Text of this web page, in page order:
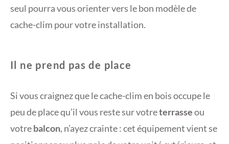
seul pourra vous orienter vers le bon modèle de
cache-clim pour votre installation.
Il ne prend pas de place
Si vous craignez que le cache-clim en bois occupe le
peu de place qu’il vous reste sur votreterrasseou
votrebalcon, n’ayez crainte : cet équipement vient se